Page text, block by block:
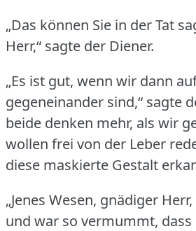
„Das können Sie in der Tat
Herr,“ sagte der Diener.
„Es ist gut, wenn wir dann
gegeneinander sind,“ sagte
beide denken mehr, als wir
wollen frei von der Leber
diese maskierte Gestalt
„Jenes Wesen, gnädiger
und war so vermummt,